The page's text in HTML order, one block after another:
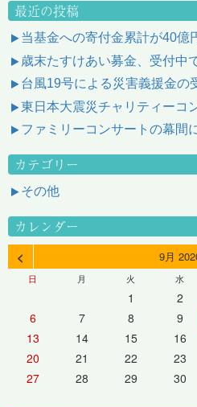
最近の投稿
当基金への寄付金累計が40億
歳末たすけあい募金、受付中
台風19号による災害義援金の
東日本大震災チャリティーコ
ファミリーコンサートの幕間
カテゴリー
その他
カレンダー
< 9月
日 月 火 水
1 2
6
7 8 9
13
14 15 16
20
21 22 23
27
28 29 30